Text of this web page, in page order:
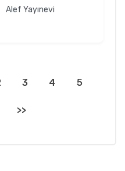
Alef Yayınevi
3 4 5
>>